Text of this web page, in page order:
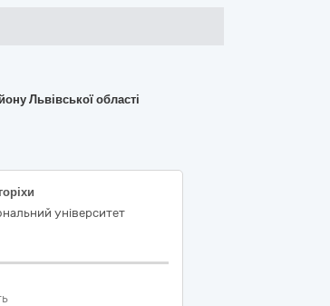
Львівської області
університет